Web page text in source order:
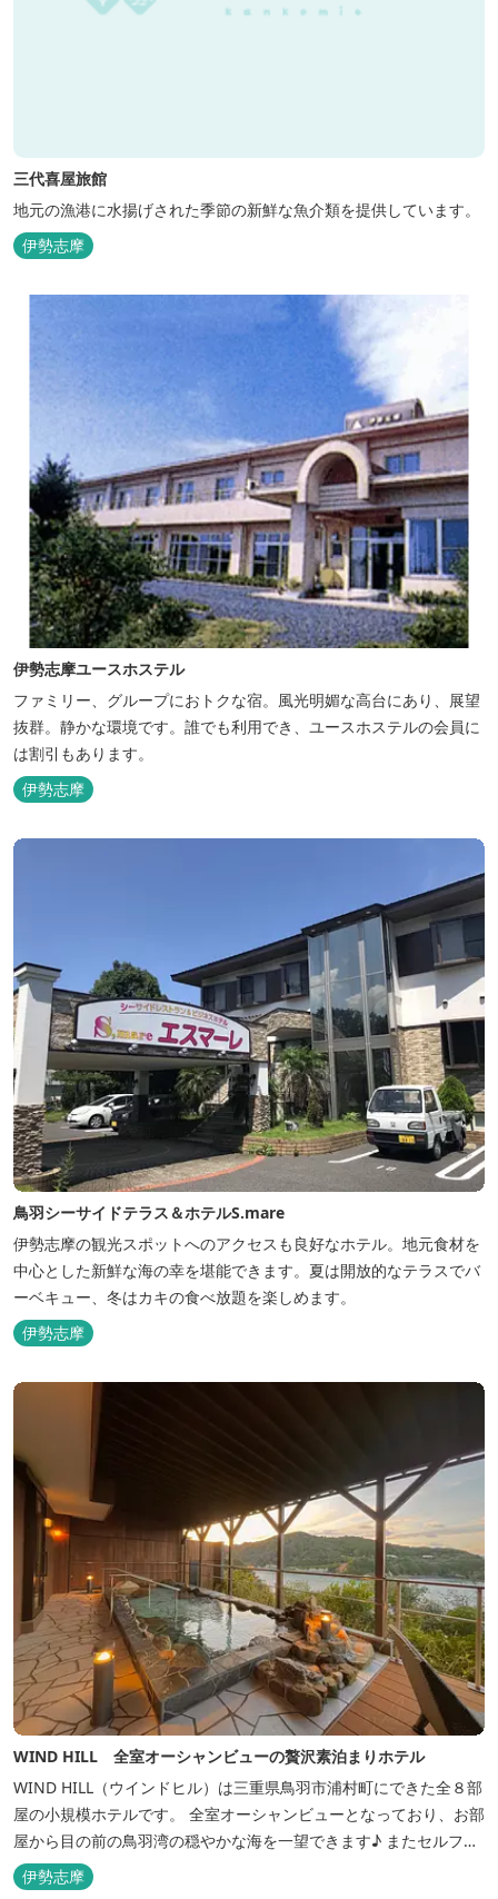
三代喜屋旅館
地元の漁港に水揚げされた季節の新鮮な魚介類を提供しています。
伊勢志摩
伊勢志摩ユースホステル
ファミリー、グループにおトクな宿。風光明媚な高台にあり、展望
抜群。静かな環境です。誰でも利用でき、ユースホステルの会員に
は割引もあります。
伊勢志摩
鳥羽シーサイドテラス＆ホテルS.mare
伊勢志摩の観光スポットへのアクセスも良好なホテル。地元食材を
中心とした新鮮な海の幸を堪能できます。夏は開放的なテラスでバ
ーベキュー、冬はカキの食べ放題を楽しめます。
伊勢志摩
WIND HILL 全室オーシャンビューの贅沢素泊まりホテル
WIND HILL（ウインドヒル）は三重県鳥羽市浦村町にできた全８部
屋の小規模ホテルです。 全室オーシャンビューとなっており、お部
屋から目の前の鳥羽湾の穏やかな海を一望できます♪ またセルフチ
ェックイン方式を採用しているため、好きな時間に非対面でチェッ
クインが可能です。 食事提供や接客サービスがない分、リーズナブ
伊勢志摩